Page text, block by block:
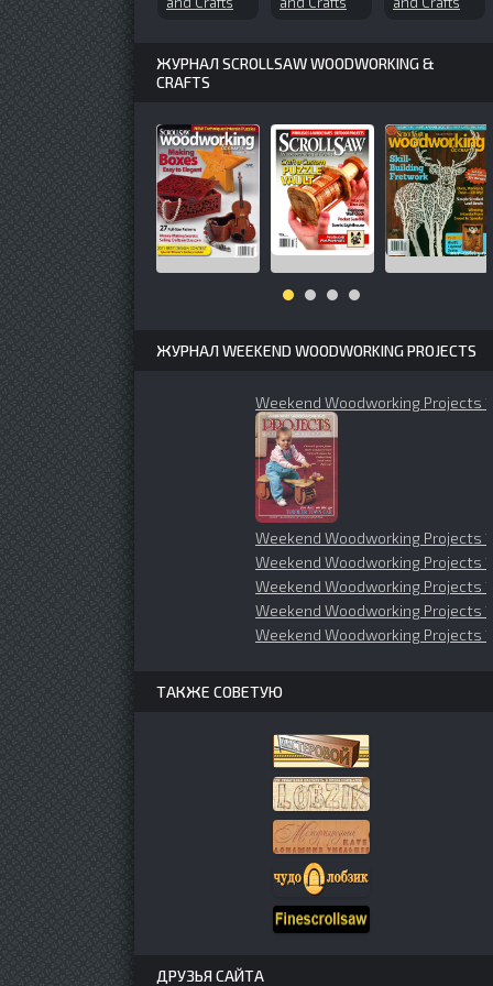
ЖУРНАЛ SCROLLSAW WOODWORKING &
CRAFTS
ЖУРНАЛ WEEKEND WOODWORKING PROJECTS
Weekend Woodworking Projects
Weekend Woodworking Projects
Weekend Woodworking Projects
Weekend Woodworking Projects
Weekend Woodworking Projects
Weekend Woodworking Projects
ТАКЖЕ СОВЕТУЮ
ДРУЗЬЯ САЙТА